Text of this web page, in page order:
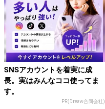
SNSアカウントを着実に成
長。実はみんなココ使ってま
す。
PR(Dreaw合同会社)